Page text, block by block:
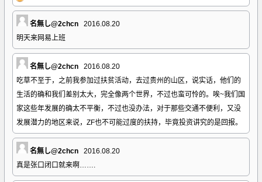
名無し@2chcn
2016.08.20
明天来网易上班
名無し@2chcn
2016.08.20
吃草不至于，之前我参加过扶贫活动，去过贵州的山区，说实话，他们的
生活的确和我们差别太大，完全像两个世界，不过也蛮可怜的。唉~我们国
家这些年发展的确太不平衡，不过也没办法，对于那些交通不便利，又没
发展潜力的地区来说，ZF也不可能过度的扶持，毕竟投资讲究的是回报。
名無し@2chcn
2016.08.20
真是张口闭口就来啊…….